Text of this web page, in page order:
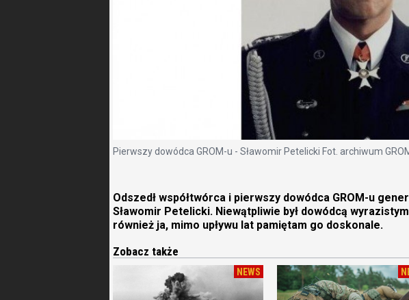
Pierwszy dowódca GROM-u - Sławomir Petelicki Fot. archiwum
Odszedł współtwórca i pierwszy dowódca GROM-u
Sławomir Petelicki. Niewątpliwie był dowódcą
również ja, mimo upływu lat pamiętam go doskonale.
Zobacz także
NEWS